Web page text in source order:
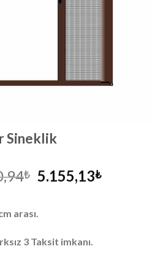
Sineklik
₺ Orijinal
5.155,13₺Şu
arası.
3 Taksit imkanı.